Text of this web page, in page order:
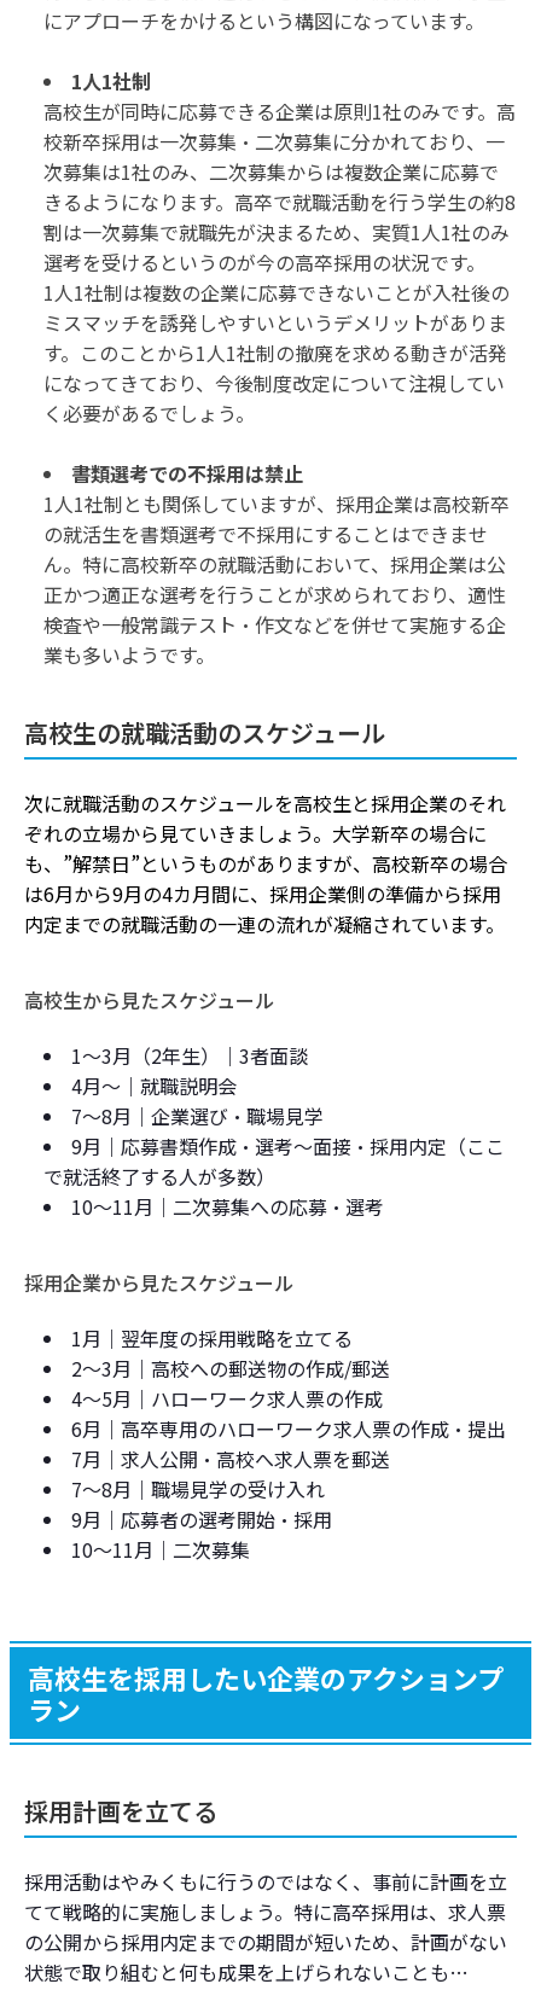
にアプローチをかけるという構図になっています。
1人1社制
高校生が同時に応募できる企業は原則1社のみです。高
校新卒採用は一次募集・二次募集に分かれており、一
次募集は1社のみ、二次募集からは複数企業に応募で
きるようになります。高卒で就職活動を行う学生の約8
割は一次募集で就職先が決まるため、実質1人1社のみ
選考を受けるというのが今の高卒採用の状況です。
1人1社制は複数の企業に応募できないことが入社後の
ミスマッチを誘発しやすいというデメリットがありま
す。このことから1人1社制の撤廃を求める動きが活発
になってきており、今後制度改定について注視してい
く必要があるでしょう。
書類選考での不採用は禁止
1人1社制とも関係していますが、採用企業は高校新卒
の就活生を書類選考で不採用にすることはできませ
ん。特に高校新卒の就職活動において、採用企業は公
正かつ適正な選考を行うことが求められており、適性
検査や一般常識テスト・作文などを併せて実施する企
業も多いようです。
高校生の就職活動のスケジュール
次に就職活動のスケジュールを高校生と採用企業のそれ
ぞれの立場から見ていきましょう。大学新卒の場合に
も、”解禁日”というものがありますが、高校新卒の場合
は6月から9月の4カ月間に、採用企業側の準備から採用
内定までの就職活動の一連の流れが凝縮されています。
高校生から見たスケジュール
1～3月（2年生）｜3者面談
4月～｜就職説明会
7～8月｜企業選び・職場見学
9月｜応募書類作成・選考～面接・採用内定（ここ
で就活終了する人が多数）
10～11月｜二次募集への応募・選考
採用企業から見たスケジュール
1月｜翌年度の採用戦略を立てる
2～3月｜高校への郵送物の作成/郵送
4～5月｜ハローワーク求人票の作成
6月｜高卒専用のハローワーク求人票の作成・提出
7月｜求人公開・高校へ求人票を郵送
7～8月｜職場見学の受け入れ
9月｜応募者の選考開始・採用
10～11月｜二次募集
高校生を採用したい企業のアクションプ
ラン
採用計画を立てる
採用活動はやみくもに行うのではなく、事前に計画を立
てて戦略的に実施しましょう。特に高卒採用は、求人票
の公開から採用内定までの期間が短いため、計画がない
状態で取り組むと何も成果を上げられないことも…